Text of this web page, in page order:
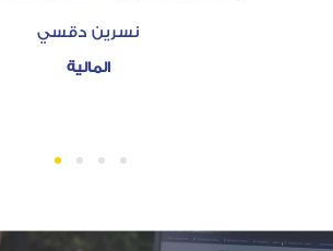
نسرين دقسي
المالية